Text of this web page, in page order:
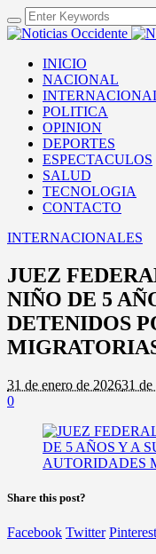
INICIO
NACIONAL
POLITICA
OPINION
DEPORTES
ESPECTACULOS
SALUD
TECNOLOGIA
CONTACTO
INTERNACIONALES
JUEZ
NIÑO DE 5
DETENIDOS
31 de enero de 202631 de
0
Share this post?
Facebook Twitter Pinterest